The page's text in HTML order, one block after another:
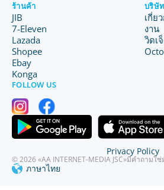
ร้านค้า
JIB
7-Eleven
Lazada
Shopee
Ebay
Konga
บริษัท
เกี่ย
งาน
วิดเ
FOLLOW US
© 2026 «AA INTERNET-MEDIA JSC»มีคำถามใ
ภาษาไทย
Privacy Policy